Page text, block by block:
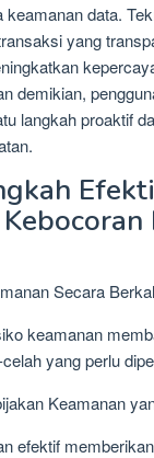
data.
yang
demikian,
langkah proaktif
Secara
keamanan
yang perlu
Keamanan
efektif